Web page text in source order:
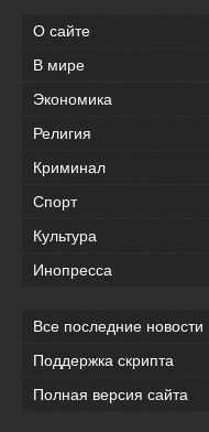
О сайте
В мире
Экономика
Религия
Криминал
Спорт
Культура
Инопресса
Все последние новости
Поддержка скрипта
Полная версия сайта